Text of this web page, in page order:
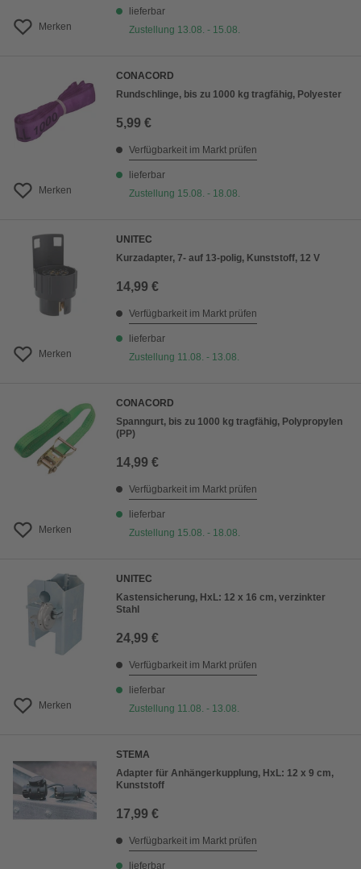
Merken
lieferbar
Zustellung 13.08. - 15.08.
Merken
CONACORD
Rundschlinge, bis zu 1000 kg tragfähig, Polyester
5,99 €
Verfügbarkeit im Markt prüfen
lieferbar
Zustellung 15.08. - 18.08.
Merken
UNITEC
Kurzadapter, 7- auf 13-polig, Kunststoff, 12 V
14,99 €
Verfügbarkeit im Markt prüfen
lieferbar
Zustellung 11.08. - 13.08.
Merken
CONACORD
Spanngurt, bis zu 1000 kg tragfähig, Polypropylen
(PP)
14,99 €
Verfügbarkeit im Markt prüfen
lieferbar
Zustellung 15.08. - 18.08.
Merken
UNITEC
Kastensicherung, HxL: 12 x 16 cm, verzinkter
Stahl
24,99 €
Verfügbarkeit im Markt prüfen
lieferbar
Zustellung 11.08. - 13.08.
STEMA
Adapter für Anhängerkupplung, HxL: 12 x 9 cm,
Kunststoff
17,99 €
Verfügbarkeit im Markt prüfen
lieferbar